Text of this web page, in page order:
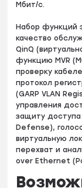
Мбит/с.
Набор функций
качество
QinQ
функцию MVR
проверку
протокол
(GARP VLAN
управления
защиту доступа
Defense),
виртуальную
перехват и
over Ethernet